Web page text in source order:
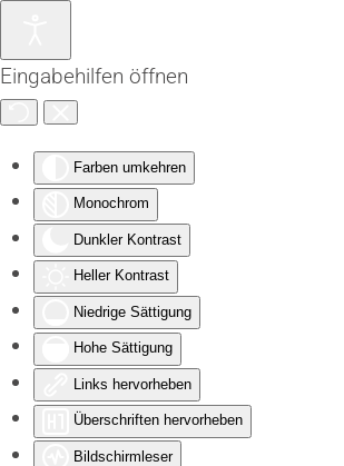
Eingabehilfen öffnen
Farben umkehren
Monochrom
Dunkler Kontrast
Heller Kontrast
Niedrige Sättigung
Hohe Sättigung
Links hervorheben
Überschriften hervorheben
Bildschirmleser
Zum Hauptinhalt springen